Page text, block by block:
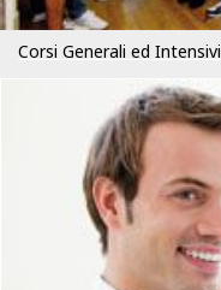
Corsi Generali ed Intensivi